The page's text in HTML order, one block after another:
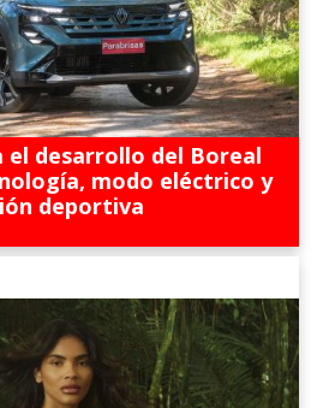
el desarrollo del Boreal
modo eléctrico y
deportiva